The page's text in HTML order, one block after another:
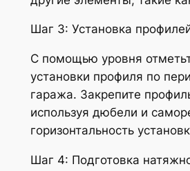
Шаг 3: Установка
С помощью уровня
установки профиля по
гаража. Закрепите
используя дюбели и
горизонтальность
Шаг 4: Подготовка